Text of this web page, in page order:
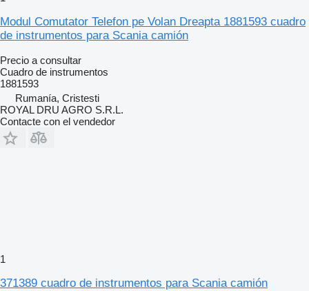
Modul Comutator Telefon pe Volan Dreapta 1881593 cuadro
de instrumentos para Scania camión
Precio a consultar
Cuadro de instrumentos
1881593
Rumanía, Cristesti
ROYAL DRU AGRO S.R.L.
Contacte con el vendedor
1
371389 cuadro de instrumentos para Scania camión